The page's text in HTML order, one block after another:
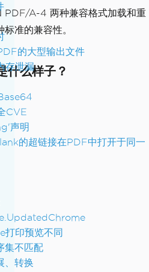
的大型输出文件
存泄漏
CVE
声明
的超链接在PDF中打开于同一
印预览不同
集不匹配
、转换
A-4 两种兼容格式加载和重
准的兼容性。
什么样子？